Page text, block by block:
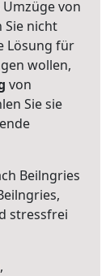
von
Sie nicht
Lösung für
wollen,
von
Sie sie
Beilngries
stressfrei
,